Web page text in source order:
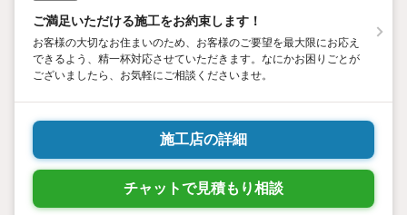
ご満足いただける施工をお約束します！
お客様の大切なお住まいのため、お客様のご要望を最大限にお応え
できるよう、精一杯対応させていただきます。なにかお困りごとが
ございましたら、お気軽にご相談くださいませ。
施工店の詳細
チャットで見積もり相談